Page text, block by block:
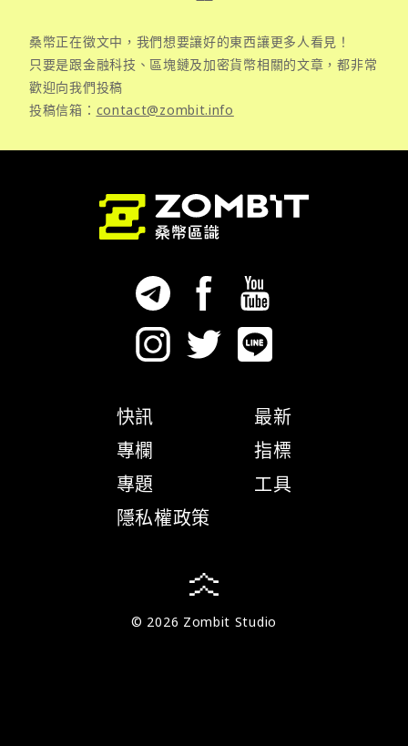
桑幣正在徵文中，我們想要讓好的東西讓更多人看見！
只要是跟金融科技、區塊鏈及加密貨幣相關的文章，都非常
歡迎向我們投稿
投稿信箱： contact@zombit.info
快訊
專欄
專題
隱私權政策
最新
指標
工具
© 2026 Zombit Studio